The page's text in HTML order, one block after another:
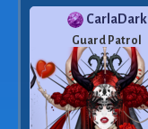
CarlaDark
Guard Patrol